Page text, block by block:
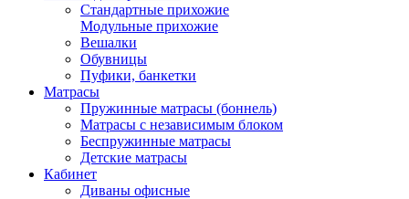
Стандартные прихожие
Модульные прихожие
Вешалки
Обувницы
Пуфики, банкетки
Матрасы
Пружинные матрасы (боннель)
Матрасы с независимым блоком
Беспружинные матрасы
Детские матрасы
Кабинет
Диваны офисные